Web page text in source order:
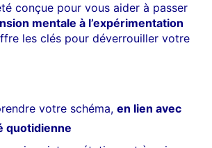
conçue pour vous aider à passer
mentale à l’expérimentation
les clés pour déverrouiller votre
votre schéma, en lien avec
quotidienne